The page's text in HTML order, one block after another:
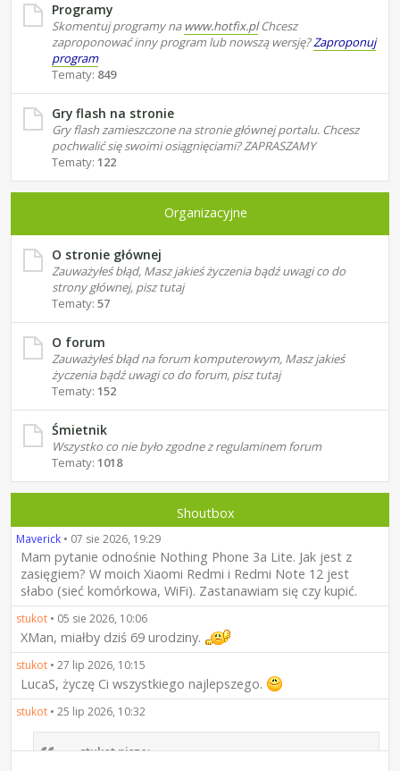
Programy
Skomentuj programy na www.hotfix.plChcesz
zaproponować inny program lub nowszą wersję?Zaproponuj
program
Tematy: 849
Gry flash na stronie
Gry flash zamieszczone na stronie głównej portalu. Chcesz
pochwalić się swoimi osiągnięciami? ZAPRASZAMY
Tematy: 122
Organizacyjne
O stronie głównej
Zauważyłeś błąd, Masz jakieś życzenia bądź uwagi co do
strony głównej, pisz tutaj
Tematy: 57
O forum
Zauważyłeś błąd na forum komputerowym, Masz jakieś
życzenia bądź uwagi co do forum, pisz tutaj
Tematy: 152
Śmietnik
Wszystko co nie było zgodne z regulaminem forum
Tematy: 1018
Shoutbox
Maverick • 07 sie 2026, 19:29
Mam pytanie odnośnie Nothing Phone 3a Lite. Jak jest z
zasięgiem? W moich Xiaomi Redmi i Redmi Note 12 jest
słabo (sieć komórkowa, WiFi). Zastanawiam się czy kupić.
stukot • 05 sie 2026, 10:06
XMan, miałby dziś 69 urodziny.
stukot • 27 lip 2026, 10:15
LucaS, życzę Ci wszystkiego najlepszego.
stukot • 25 lip 2026, 10:32
stukot pisze: